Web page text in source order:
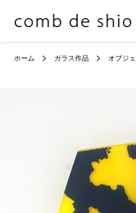
ホーム ガラス作品 オブジェ